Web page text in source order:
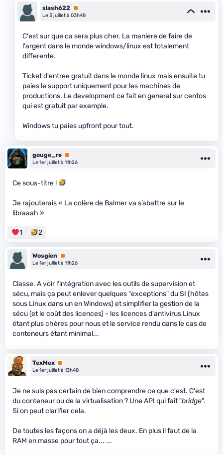
slash622 Premium
Le 3 juillet à 03h48
C'est sur que ca sera plus cher. La maniere de faire de
l'argent dans le monde windows/linux est totalement
differente.
Ticket d'entree gratuit dans le monde linux mais ensuite tu
paies le support uniquement pour les machines de
productions. Le development ce fait en general sur centos
qui est gratuit par exemple.
Windows tu paies upfront pour tout.
gouge_re Premium
Le 1er juillet à 11h26
Ce sous-titre !
Je rajouterais « La colère de Balmer va s’abattre sur le
libraaah »
1 2
Wosgien
Premium
Le 1er juillet à 11h26
Classe. A voir l'intégration avec les outils de supervision et
sécu, mais ça peut enlever quelques "exceptions" du SI (hôtes
sous Linux dans un en Windows) et simplifier la gestion de la
sécu (et le coût des licences) - les licences d'antivirus Linux
étant plus chères pour nous et le service rendu dans le cas de
conteneurs étant minimal...
TexMex Premium
Le 1er juillet à 13h48
Je ne suis pas certain de bien comprendre ce que c'est. C'est
du conteneur ou de la virtualisation ? Une API qui fait "bridge".
Si on peut clarifier cela.
De toutes les façons on a déjà les deux. En plus il faut de la
RAM en masse pour tout ça... ...